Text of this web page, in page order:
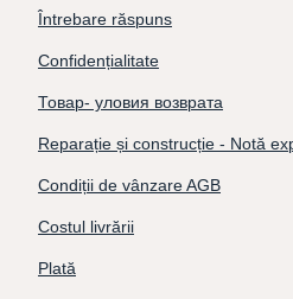
Întrebare răspuns
Confidențialitate
Товар- уловия возврата
Reparație și construcție - Notă
Condiții de vânzare AGB
Costul livrării
Plată